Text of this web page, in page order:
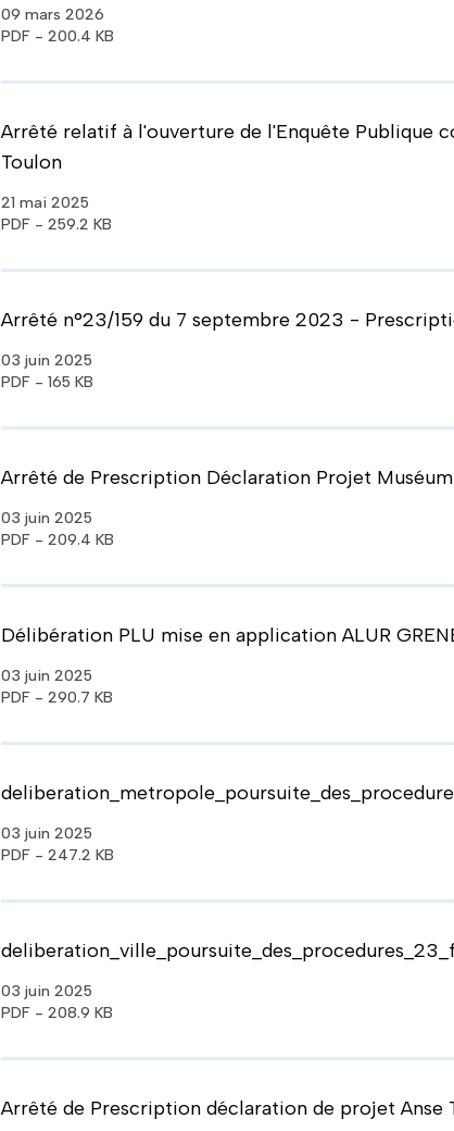
09 mars 2026
PDF - 200.4 KB
Arrêté relatif à l'ouverture de l'Enquête Publique
Toulon
21 mai 2025
PDF - 259.2 KB
Arrêté n°23/159 du 7 septembre 2023 -
03 juin 2025
PDF - 165 KB
Arrêté de Prescription Déclaration Projet
03 juin 2025
PDF - 209.4 KB
Délibération PLU mise en application ALUR
03 juin 2025
PDF - 290.7 KB
03 juin 2025
PDF - 247.2 KB
03 juin 2025
PDF - 208.9 KB
Arrêté de Prescription déclaration de projet Anse